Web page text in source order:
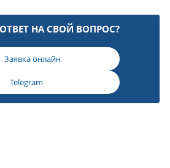
НА СВОЙ ВОПРОС?
Заявка онлайн
Telegram